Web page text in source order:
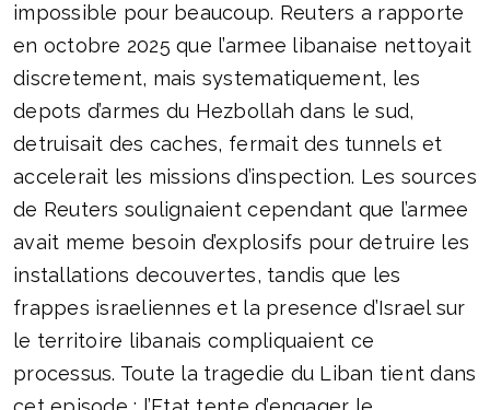
impossible pour beaucoup. Reuters a rapporte
en octobre 2025 que l’armee libanaise nettoyait
discretement, mais systematiquement, les
depots d’armes du Hezbollah dans le sud,
detruisait des caches, fermait des tunnels et
accelerait les missions d’inspection. Les sources
de Reuters soulignaient cependant que l’armee
avait meme besoin d’explosifs pour detruire les
installations decouvertes, tandis que les
frappes israeliennes et la presence d’Israel sur
le territoire libanais compliquaient ce
processus. Toute la tragedie du Liban tient dans